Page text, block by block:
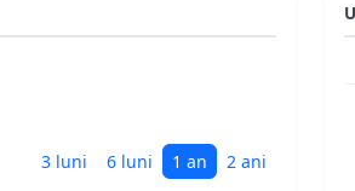
3 luni 6 luni 1 an 2 ani